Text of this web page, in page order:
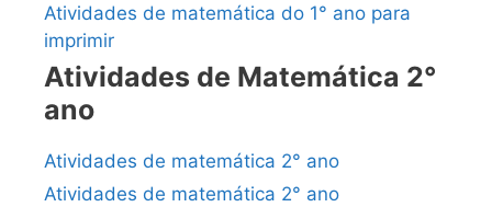
Atividades de matemática do 1° ano para
imprimir
Atividades de Matemática 2°
ano
Atividades de matemática 2° ano
Atividades de matemática 2° ano